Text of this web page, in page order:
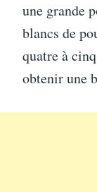
une grande
blancs de
quatre à
obtenir une